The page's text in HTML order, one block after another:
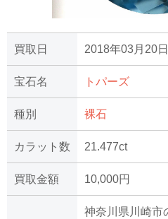
買取日 2018年03月20日
宝石名 トパーズ
種別 裸石
カラット数 21.477ct
買取金額 10,000円
神奈川県川崎市